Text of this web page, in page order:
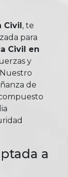
, te
para
Civil en
y
de
a